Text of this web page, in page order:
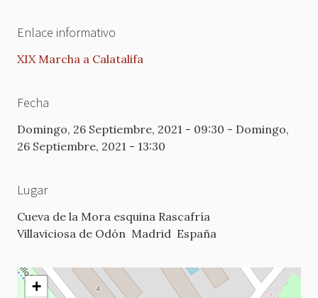
Enlace informativo
XIX Marcha a Calatalifa
Fecha
Domingo, 26 Septiembre, 2021 - 09:30 - Domingo,
26 Septiembre, 2021 - 13:30
Lugar
Cueva de la Mora esquina Rascafría
Villaviciosa de Odón Madrid España
+